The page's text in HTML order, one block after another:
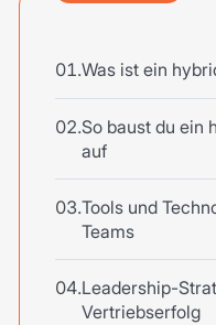
Was ist ein
So baust du ein
auf
Tools und
Teams
Leadership-
Vertriebserfolg